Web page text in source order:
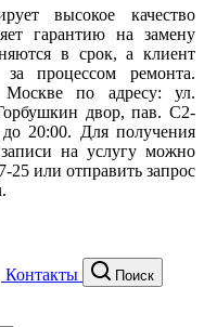
высокое качество
гарантию на замену
в срок, а клиент
за процессом ремонта.
по адресу: ул.
двор, пав. C2-
20:00. Для получения
на услугу можно
25 или отправить запрос
Контакты Поиск